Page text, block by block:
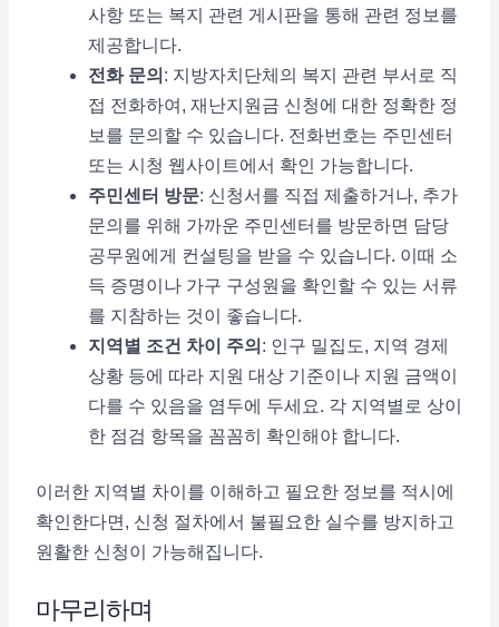
사항 또는 복지 관련 게시판을 통해 관련 정보를
제공합니다.
전화 문의 : 지방자치단체의 복지 관련 부서로 직
접 전화하여, 재난지원금 신청에 대한 정확한 정
보를 문의할 수 있습니다. 전화번호는 주민센터
또는 시청 웹사이트에서 확인 가능합니다.
주민센터 방문: 신청서를 직접 제출하거나, 추가
문의를 위해 가까운 주민센터를 방문하면 담당
공무원에게 컨설팅을 받을 수 있습니다. 이때 소
득 증명이나 가구 구성원을 확인할 수 있는 서류
를 지참하는 것이 좋습니다.
지역별 조건 차이 주의 : 인구 밀집도, 지역 경제
상황 등에 따라 지원 대상 기준이나 지원 금액이
다를 수 있음을 염두에 두세요. 각 지역별로 상이
한 점검 항목을 꼼꼼히 확인해야 합니다.
이러한 지역별 차이를 이해하고 필요한 정보를 적시에
확인한다면, 신청 절차에서 불필요한 실수를 방지하고
원활한 신청이 가능해집니다.
마무리하며